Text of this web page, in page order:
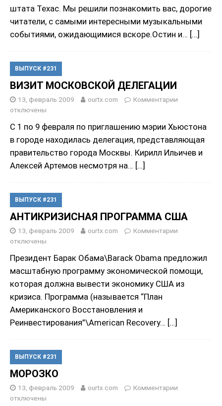
штата Техас. Мы решили познакомить вас, дорогие
читатели, с самыми интересными музыкальными
событиями, ожидающимися вскоре.Остин и… […]
ВЫПУСК #231
ВИЗИТ МОСКОВСКОЙ ДЕЛЕГАЦИИ
13, февраль 2009 ourtx.com
Комментарии
отключены
С 1 по 9 февраля по приглашению мэрии Хьюстона
в городе находилась делегация, представляющая
правительство города Москвы. Кирилл Ильичев и
Алексей Артемов несмотря на… […]
ВЫПУСК #231
АНТИКРИЗИСНАЯ ПРОГРАММА США
13, февраль 2009 ourtx.com
Комментарии
отключены
Президент Барак Обама\Barack Obama предложил
масштабную программу экономической помощи,
которая должна вывести экономику США из
кризиса. Программа (называется “План
Американского Восстановления и
Реинвестирования”\American Recovery… […]
ВЫПУСК #231
МОРОЗКО
13, февраль 2009 ourtx.com
Комментарии
отключены